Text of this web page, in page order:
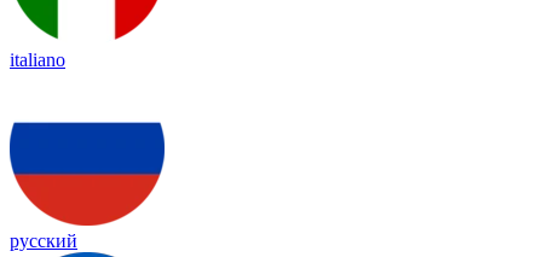
italiano
русский